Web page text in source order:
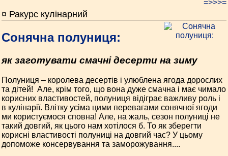
=>>>=
¤ Ракурс кулінарний
Сонячна полуниця:
як заготувати смачні десерти на зиму
Полуниця – королева десертів і улюблена ягода дорослих
та дітей! Але, крім того, що вона дуже смачна і має чимало
корисних властивостей, полуниця відіграє важливу роль і
в кулінарії. Влітку усіма цими перевагами сонячної ягоди
ми користуємося сповна! Але, на жаль, сезон полуниці не
такий довгий, як цього нам хотілося б. То як зберегти
корисні властивості полуниці на довгий час? У цьому
допоможе консервування та заморожування....